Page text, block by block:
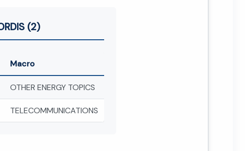
(2)
Macro
OTHER ENERGY TOPICS
TELECOMMUNICATIONS